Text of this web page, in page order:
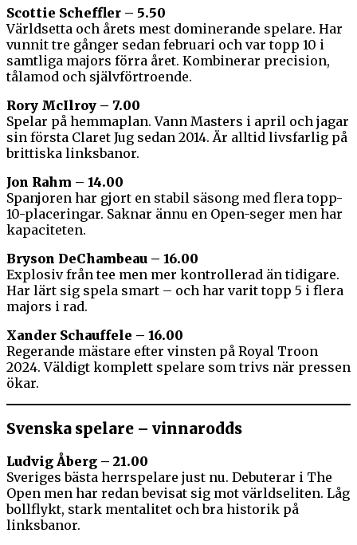
Scottie Scheffler – 5.50
Världsetta och årets mest dominerande spelare. Har
vunnit tre gånger sedan februari och var topp 10 i
samtliga majors förra året. Kombinerar precision,
tålamod och självförtroende.
Rory McIlroy – 7.00
Spelar på hemmaplan. Vann Masters i april och jagar
sin första Claret Jug sedan 2014. Är alltid livsfarlig på
brittiska linksbanor.
Jon Rahm – 14.00
Spanjoren har gjort en stabil säsong med flera topp-
10-placeringar. Saknar ännu en Open-seger men har
kapaciteten.
Bryson DeChambeau – 16.00
Explosiv från tee men mer kontrollerad än tidigare.
Har lärt sig spela smart – och har varit topp 5 i flera
majors i rad.
Xander Schauffele – 16.00
Regerande mästare efter vinsten på Royal Troon
2024. Väldigt komplett spelare som trivs när pressen
ökar.
Svenska spelare – vinnarodds
Ludvig Åberg – 21.00
Sveriges bästa herrspelare just nu. Debuterar i The
Open men har redan bevisat sig mot världseliten. Låg
bollflykt, stark mentalitet och bra historik på
linksbanor.